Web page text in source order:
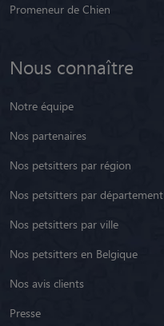
Promeneur de Chien
Nous connaître
Notre équipe
Nos partenaires
Nos petsitters par région
Nos petsitters par département
Nos petsitters par ville
Nos petsitters en Belgique
Nos avis clients
Presse